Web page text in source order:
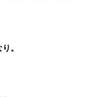
。